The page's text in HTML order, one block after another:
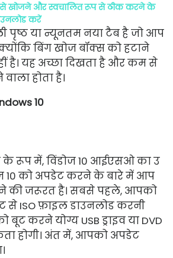
से खोजने और स्वचालित रूप से ठीक करने के
करें
पृष्ठ या न्यूनतम नया टैब है जो आप
बिंग खोज बॉक्स को हटाने
है। यह अच्छा दिखता है और कम से
होता है।
10
के रूप में, विंडोज 10 आईएसओ का उ
10 को अपडेट करने के बारे में आप
की जरूरत है। सबसे पहले, आपको
से ISO फ़ाइल डाउनलोड करनी
बूट करने योग्य USB ड्राइव या DVD
होगी। अंत में, आपको अपडेट